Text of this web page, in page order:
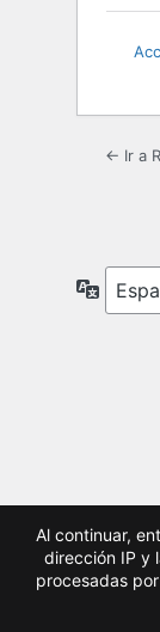
← Ir a
Idioma
Al continuar,
dirección IP y
procesadas